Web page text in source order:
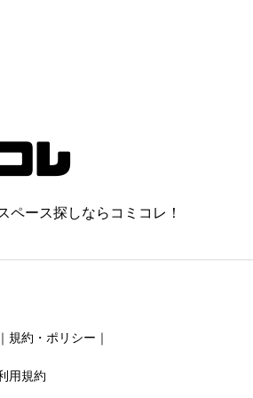
ペース探しならコミコレ！
｜規約・ポリシー｜
用規約